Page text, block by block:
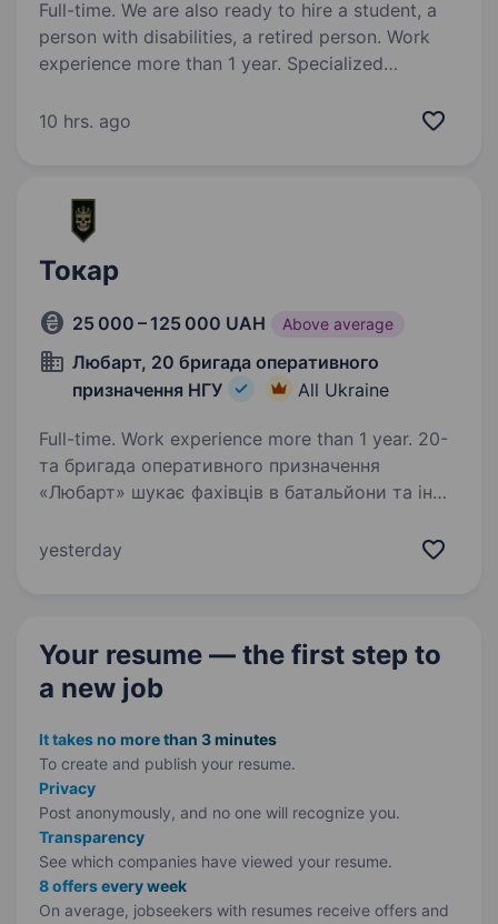
Full-time. We are also ready to hire a student, a
person with disabilities, a retired person. Work
experience more than 1 year. Specialized
військового контракту Вік 18−50 років. Освіта
військових. Умови роботи: Обговорююється
під час співбесіди.…
10 hrs. ago
Токар
25 000 – 125 000 UAH Above average
Любарт, 20 бригада оперативного
призначення НГУ
All Ukraine
Full-time. Work experience more than 1 year. 20-
та бригада оперативного призначення
«Любарт» шукає фахівців в батальйони та інші
металевих деталей і частин для військової
yesterday
Your resume — the first step to
a new job
It takes no more than 3 minutes
To create and publish your resume.
Privacy
Post anonymously, and no one will recognize you.
Transparency
See which companies have viewed your resume.
8 offers every week
On average, jobseekers with resumes receive offers and